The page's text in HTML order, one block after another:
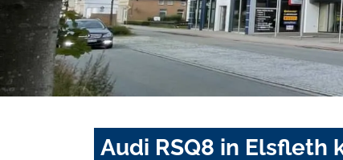
Audi RSQ8 in Elsfleth